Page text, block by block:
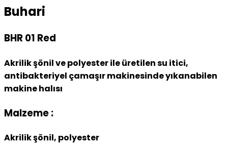
Buhari
BHR 01 Red
Akrilik şönil ve polyester ile üretilen su itici,
antibakteriyel çamaşır makinesinde yıkanabilen
makine halısı
Malzeme :
Akrilik şönil, polyester